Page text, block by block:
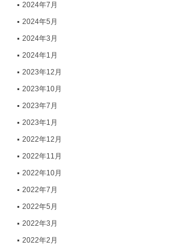
2024年7月
2024年5月
2024年3月
2024年1月
2023年12月
2023年10月
2023年7月
2023年1月
2022年12月
2022年11月
2022年10月
2022年7月
2022年5月
2022年3月
2022年2月